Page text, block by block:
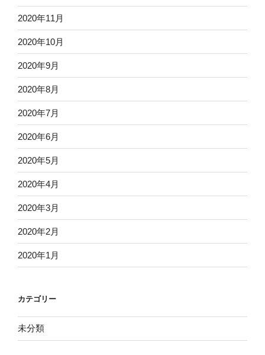
2020年11月
2020年10月
2020年9月
2020年8月
2020年7月
2020年6月
2020年5月
2020年4月
2020年3月
2020年2月
2020年1月
カテゴリー
未分類